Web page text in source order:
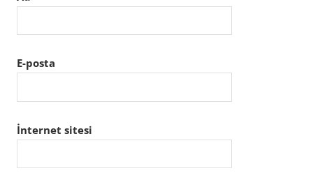
E-posta
İnternet sitesi